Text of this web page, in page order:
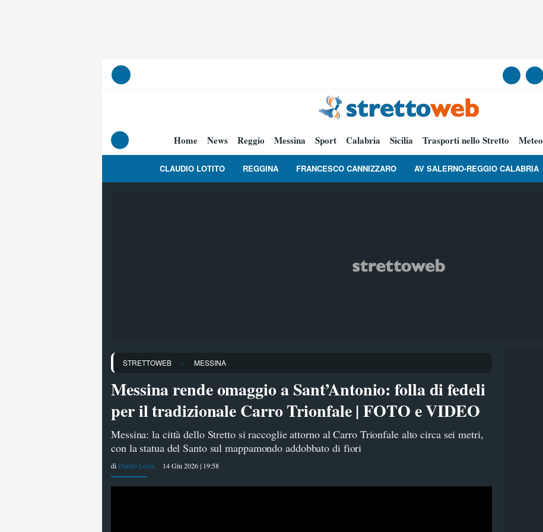
Home News Reggio Messina Sport Calabria Sicilia Trasporti nello Stretto Meteo
CLAUDIO LOTITO REGGINA FRANCESCO CANNIZZARO AV SALERNO-REGGIO CALABRIA
STRETTOWEB » MESSINA
Messina rende omaggio a Sant’Antonio: folla di fedeli
per il tradizionale Carro Trionfale | FOTO e VIDEO
Messina: la città dello Stretto si raccoglie attorno al Carro Trionfale alto circa sei metri,
con la statua del Santo sul mappamondo addobbato di fiori
diDanilo Loria 14 Giu 2026 | 19:58